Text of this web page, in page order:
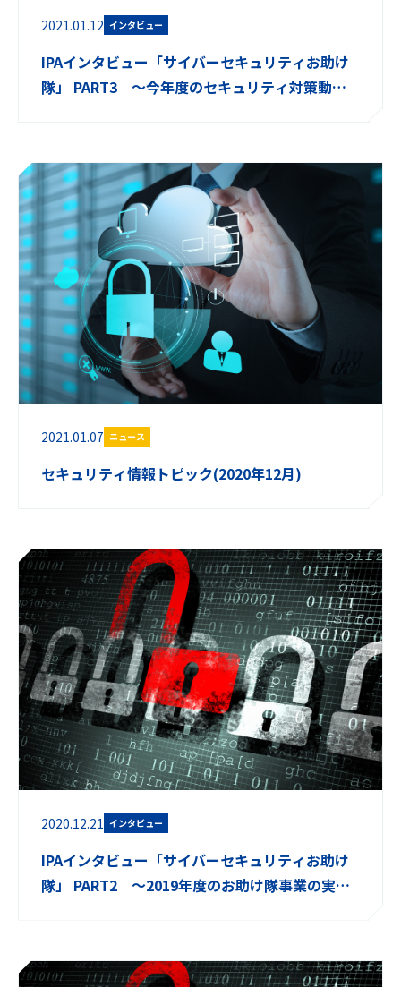
2021.01.12 インタビュー
IPAインタビュー「サイバーセキュリティお助け
隊」 PART3 ～今年度のセキュリティ対策動向
2021.01.07 ニュース
セキュリティ情報トピック(2020年12月)
2020.12.21 インタビュー
IPAインタビュー「サイバーセキュリティお助け
隊」 PART2 ～2019年度のお助け隊事業の実施